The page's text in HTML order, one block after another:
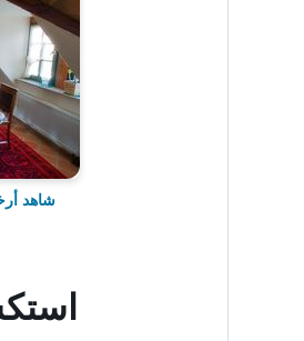
شاهد